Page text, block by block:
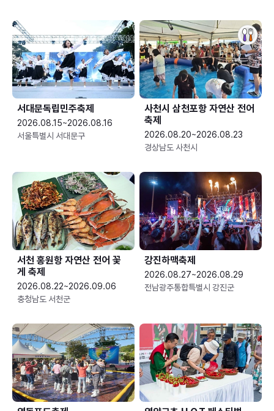
서대문독립민주축제
2026.08.15~2026.08.16
서울특별시 서대문구
사천시 삼천포항 자연산 전어
축제
2026.08.20~2026.08.23
경상남도 사천시
서천 홍원항 자연산 전어 꽃
게 축제
2026.08.22~2026.09.06
충청남도 서천군
강진하맥축제
2026.08.27~2026.08.29
전남광주통합특별시 강진군